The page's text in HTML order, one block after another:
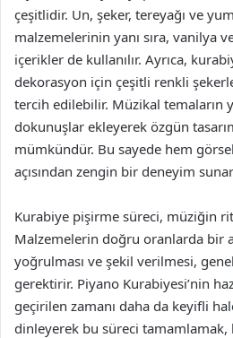
çeşitlidir. Un, şeker, tereyağı ve
malzemelerinin yanı sıra, vanilya
içerikler de kullanılır. Ayrıca,
dekorasyon için çeşitli renkli
tercih edilebilir. Müzikal temaların
dokunuşlar ekleyerek özgün
mümkündür. Bu sayede hem
açısından zengin bir deneyim
Kurabiye pişirme süreci, müziğin
Malzemelerin doğru oranlarda bir
yoğrulması ve şekil verilmesi,
gerektirir. Piyano Kurabiyesi’nin
geçirilen zamanı daha da keyifli
dinleyerek bu süreci